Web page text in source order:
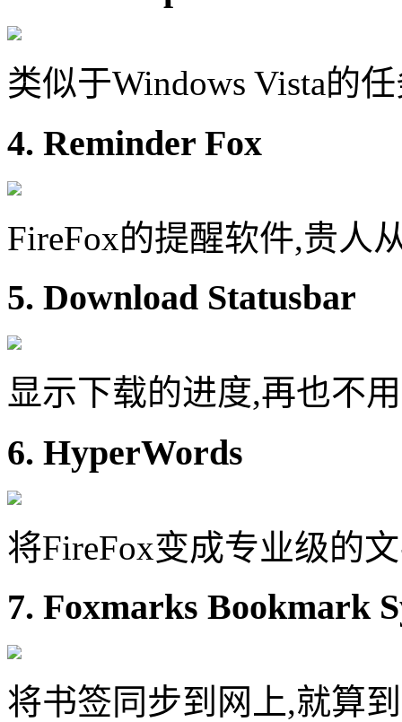
类似于Windows Vista的
4. Reminder Fox
FireFox的提醒软件,贵人
5. Download Statusbar
显示下载的进度,再也不
6. HyperWords
将FireFox变成专业级的
7. Foxmarks Bookmark
将书签同步到网上,就算